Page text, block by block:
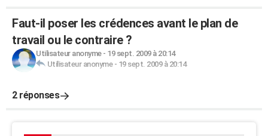
Faut-il poser les crédences avant le plan de
travail ou le contraire ?
Utilisateur anonyme- 19 sept. 2009 à 20:14
Utilisateur anonyme- 19 sept. 2009 à 20:14
2 réponses